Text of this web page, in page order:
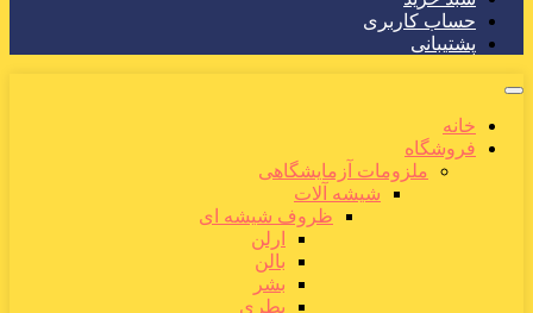
حساب کاربری
پشتیبانی
خانه
فروشگاه
ملزومات آزمایشگاهی
شیشه آلات
ظروف شیشه ای
ارلن
بالن
بشر
بطری